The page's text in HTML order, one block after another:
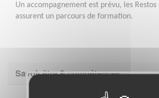
Un accompagnement est prévu, les
assurent un parcours de formation.
Savoir être & compétences